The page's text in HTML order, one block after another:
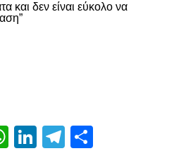
και δεν είναι εύκολο να
WhatsApp
LinkedIn
Telegram